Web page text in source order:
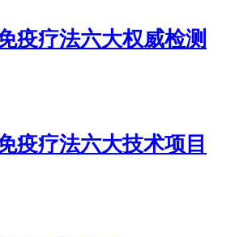
疫疗法六大权威检测
疫疗法六大技术项目